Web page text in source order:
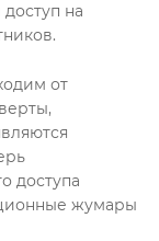
на
от
доступа
жумары